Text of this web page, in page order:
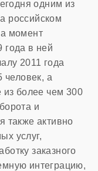
одним из
российском
момент
года в ней
2011 года
человек, а
из более чем 300
и
также активно
услуг,
заказного
интеграцию,